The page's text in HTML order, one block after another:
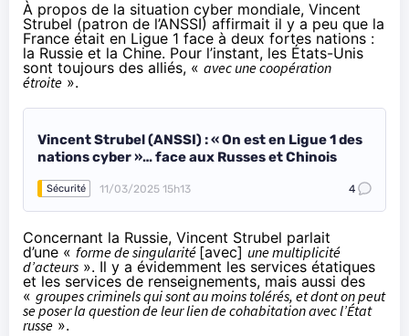
À propos de la situation cyber mondiale, Vincent
Strubel (patron de l’ANSSI) affirmait il y a peu que la
France était en Ligue 1 face à deux fortes nations :
la Russie et la Chine. Pour l’instant, les États-Unis
sont toujours des alliés, « avec une coopération
étroite ».
Vincent Strubel (ANSSI) : « On est en Ligue 1 des
nations cyber »… face aux Russes et Chinois
Sécurité 11/03/2025 15h13 4
Concernant la Russie, Vincent Strubel parlait
d’une « forme de singularité [avec] une multiplicité
d’acteurs ». Il y a évidemment les services étatiques
et les services de renseignements, mais aussi des
« groupes criminels qui sont au moins tolérés, et dont on peut
se poser la question de leur lien de cohabitation avec l’État
russe ».